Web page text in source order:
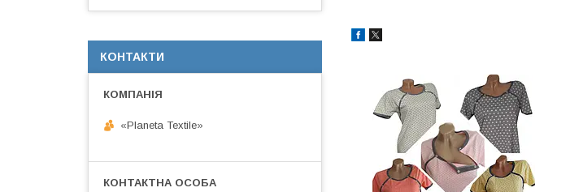
КОНТАКТИ
«Planeta Textile»